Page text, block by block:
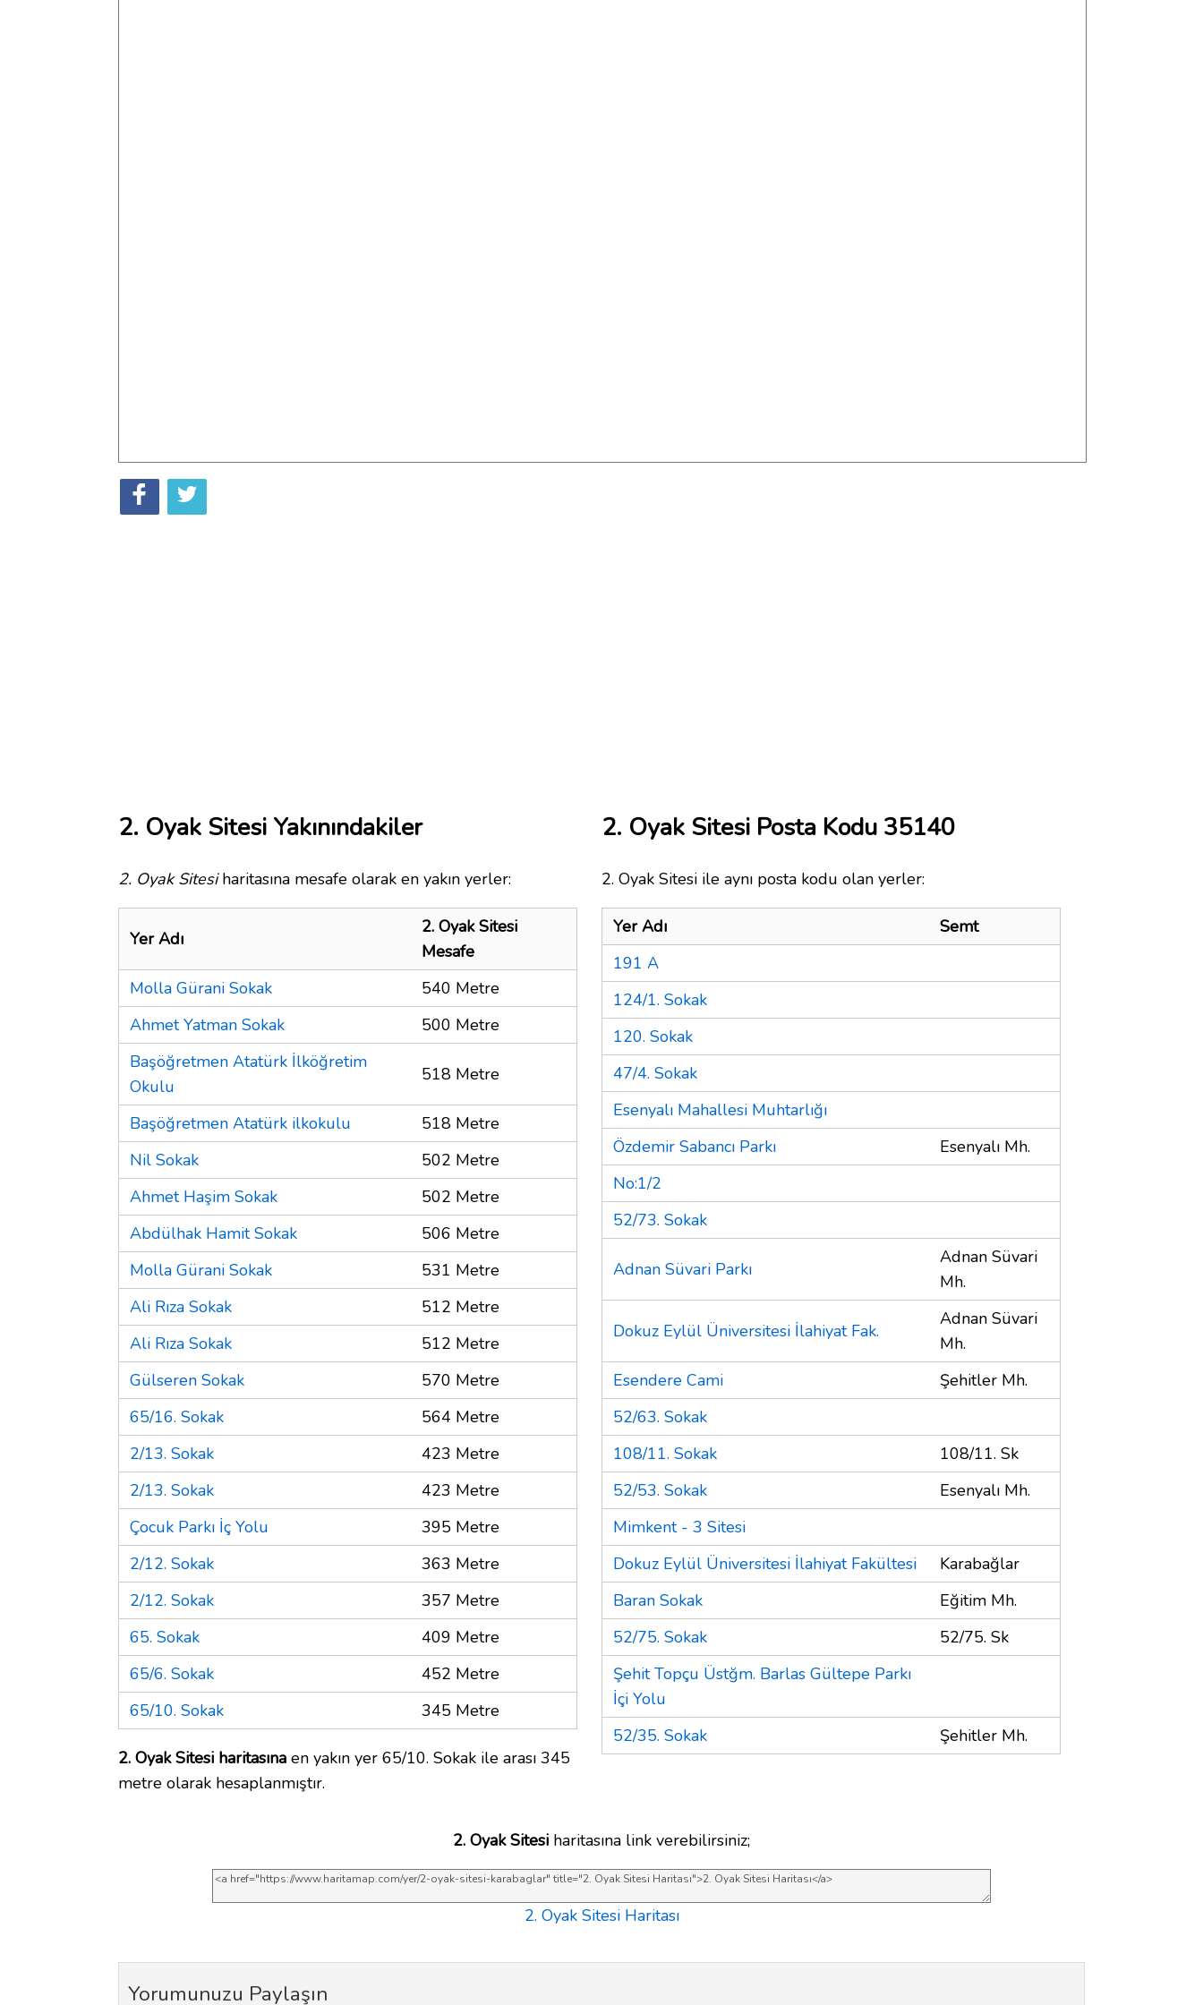
2. Oyak Sitesi Yakınındakiler
2. Oyak Sitesiharitasına mesafe olarak en yakın yerler:
Yer Adı
2. Oyak Sitesi
Mesafe
Molla Gürani Sokak
540 Metre
Ahmet Yatman Sokak
500 Metre
Başöğretmen Atatürk İlköğretim
Okulu
518 Metre
Başöğretmen Atatürk ilkokulu
518 Metre
Nil Sokak
502 Metre
Ahmet Haşim Sokak
502 Metre
Abdülhak Hamit Sokak
506 Metre
Molla Gürani Sokak
531 Metre
Ali Rıza Sokak
512 Metre
Ali Rıza Sokak
512 Metre
Gülseren Sokak
570 Metre
65/16. Sokak
564 Metre
2/13. Sokak
423 Metre
2/13. Sokak
423 Metre
Çocuk Parkı İç Yolu
395 Metre
2/12. Sokak
363 Metre
2/12. Sokak
357 Metre
65. Sokak
409 Metre
65/6. Sokak
452 Metre
65/10. Sokak
345 Metre
2. Oyak Sitesi haritasına en yakın yer 65/10. Sokak ile arası 345
metre olarak hesaplanmıştır.
2. Oyak Sitesi Posta Kodu 35140
2. Oyak Sitesi ile aynı posta kodu olan yerler:
Yer Adı
Semt
191 A
124/1. Sokak
120. Sokak
47/4. Sokak
Esenyalı Mahallesi Muhtarlığı
Özdemir Sabancı Parkı
Esenyalı Mh.
No:1/2
52/73. Sokak
Adnan Süvari Parkı
Adnan Süvari
Mh.
Dokuz Eylül Üniversitesi İlahiyat Fak.
Adnan Süvari
Mh.
Esendere Cami
Şehitler Mh.
52/63. Sokak
108/11. Sokak
108/11. Sk
52/53. Sokak
Esenyalı Mh.
Mimkent - 3 Sitesi
Dokuz Eylül Üniversitesi İlahiyat Fakültesi
Karabağlar
Baran Sokak
Eğitim Mh.
52/75. Sokak
52/75. Sk
Şehit Topçu Üstğm. Barlas Gültepe Parkı
İçi Yolu
52/35. Sokak
Şehitler Mh.
2. Oyak Sitesi haritasına link verebilirsiniz;
2. Oyak Sitesi Haritası
Yorumunuzu Paylaşın